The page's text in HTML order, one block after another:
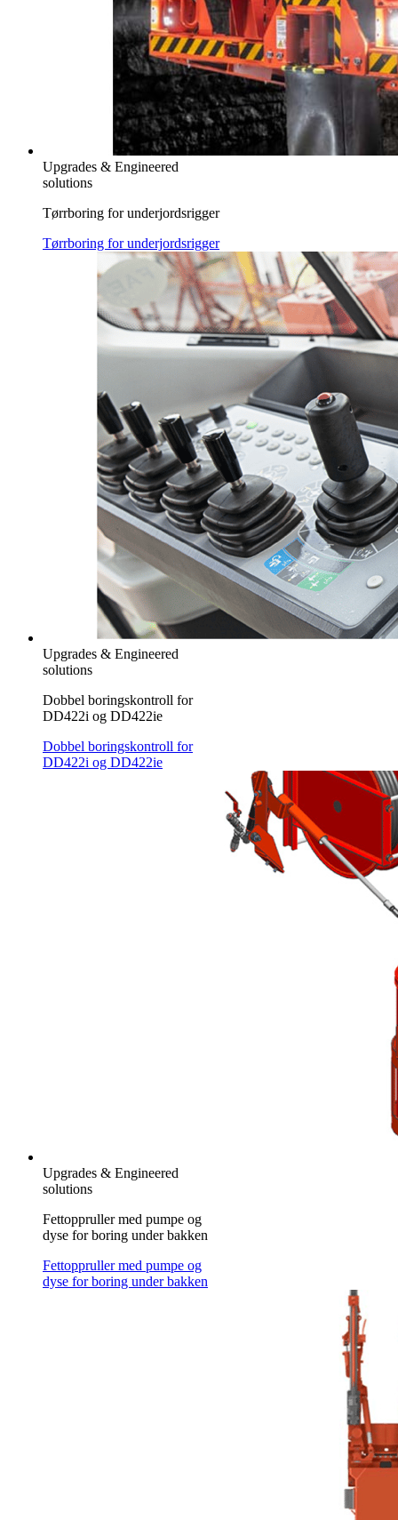
Upgrades & Engineered
solutions
Tørrboring for underjordsrigger
Tørrboring for underjordsrigger
Upgrades & Engineered
solutions
Dobbel boringskontroll for
DD422i og DD422ie
Dobbel boringskontroll for
DD422i og DD422ie
Upgrades & Engineered
solutions
Fettoppruller med pumpe og
dyse for boring under bakken
Fettoppruller med pumpe og
dyse for boring under bakken